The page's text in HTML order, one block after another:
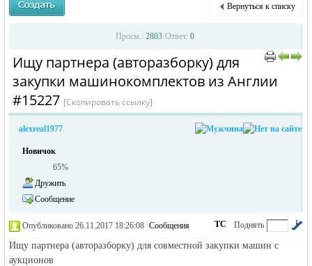
Объявления в Германии
›
Ищу бизнес партнера в Германии
›
Ищу партнера (авторазборку) ...
Вернуться к списку
Просм.: 2803 Ответ: 0
Ищу партнера (авторазборку) для
закупки машинокомплектов из Англии
#15227 [Скопировать ссылку]
alexreal1977
Новичок
65%
Дружить
Сообщение
Поднять
ТС
Опубликовано 26.11.2017 18:26:08 Сообщения
Ищу партнера (авторазборку) для совместной закупки машин с
аукционов